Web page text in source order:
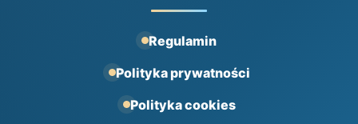
Regulamin
Polityka prywatności
Polityka cookies